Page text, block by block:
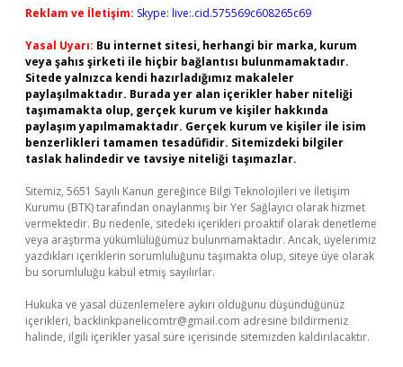
Reklam ve İletişim: Skype: live:.cid.575569c608265c69
Yasal Uyarı: Bu internet sitesi, herhangi bir marka, kurum
veya şahıs şirketi ile hiçbir bağlantısı bulunmamaktadır.
Sitede yalnızca kendi hazırladığımız makaleler
paylaşılmaktadır. Burada yer alan içerikler haber niteliği
taşımamakta olup, gerçek kurum ve kişiler hakkında
paylaşım yapılmamaktadır. Gerçek kurum ve kişiler ile isim
benzerlikleri tamamen tesadüfidir. Sitemizdeki bilgiler
taslak halindedir ve tavsiye niteliği taşımazlar.
Sitemiz, 5651 Sayılı Kanun gereğince Bilgi Teknolojileri ve İletişim
Kurumu (BTK) tarafından onaylanmış bir Yer Sağlayıcı olarak hizmet
vermektedir. Bu nedenle, sitedeki içerikleri proaktif olarak denetleme
veya araştırma yükümlülüğümüz bulunmamaktadır. Ancak, üyelerimiz
yazdıkları içeriklerin sorumluluğunu taşımakta olup, siteye üye olarak
bu sorumluluğu kabul etmiş sayılırlar.
Hukuka ve yasal düzenlemelere aykırı olduğunu düşündüğünüz
içerikleri, backlinkpanelicomtr@gmail.com adresine bildirmeniz
halinde, ilgili içerikler yasal süre içerisinde sitemizden kaldırılacaktır.